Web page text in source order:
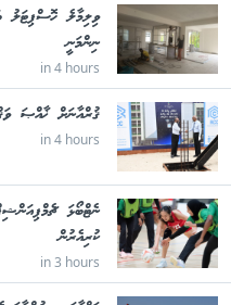
ވިލިމާލެ ހޮސްޕިޓަލު
ނިންމަނީ
in 4 hours
ޤުރްއާނަށް ޚާއްޞަ
in 4 hours
ނެޓްބޯޅަ
ކުރިއެރުން
in 3 hours